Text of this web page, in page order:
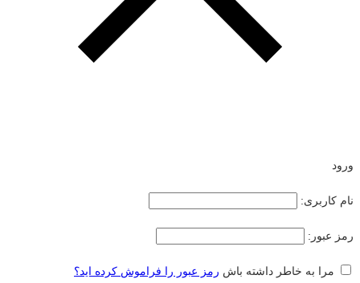
ورود
نام کاربری:
رمز عبور:
مرا به خاطر داشته باش رمز عبور را فراموش کرده اید؟